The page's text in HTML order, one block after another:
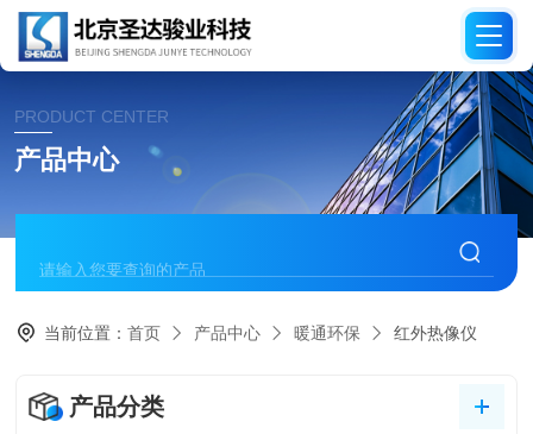
PRODUCT CENTER
产品中心
当前位置：首页 产品中心 暖通环保 红外热像仪
产品分类